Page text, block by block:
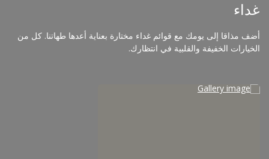
غداء
أضف مذاقا إلى يومك مع قوائم غداء مختارة بعناية أعدها طهاتنا. كل من
الخيارات الخفيفة والقلبية في انتظارك.